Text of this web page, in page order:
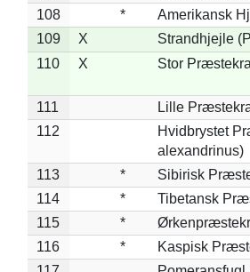
108
*
Amerikansk
109
X
Strandhjejle
110
X Stor
111
Lille
112
Hvidbrystet
alexandrinus)
113
*
Sibirisk
114
*
Tibetansk
115
*
116
*
Kaspisk